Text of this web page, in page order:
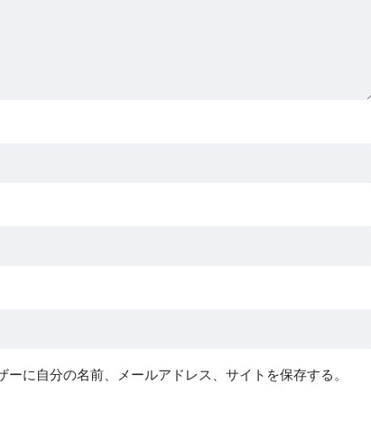
に自分の名前、メールアドレス、サイトを保存する。